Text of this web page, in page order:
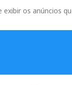
exibir os anúncios